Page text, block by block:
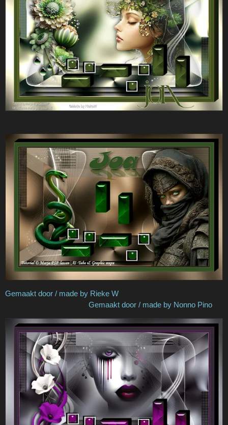
Gemaakt door / made by Rieke W
Gemaakt door / made by Nonno Pino